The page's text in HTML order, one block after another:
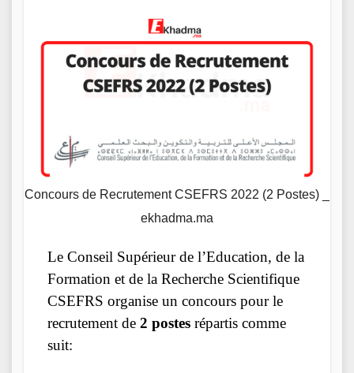
Concours de Recrutement CSEFRS 2022 (2 Postes) _
ekhadma.ma
Le Conseil Supérieur de l’Education, de la
Formation et de la Recherche Scientifique
CSEFRS organise un concours pour le
recrutement de 2 postes répartis comme
suit: